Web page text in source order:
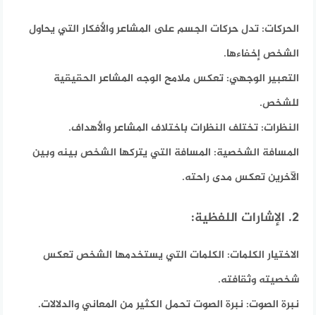
الحركات: تدل حركات الجسم على المشاعر والأفكار التي يحاول
الشخص إخفاءها.
التعبير الوجهي: تعكس ملامح الوجه المشاعر الحقيقية
للشخص.
النظرات: تختلف النظرات باختلاف المشاعر والأهداف.
المسافة الشخصية: المسافة التي يتركها الشخص بينه وبين
الآخرين تعكس مدى راحته.
2. الإشارات اللفظية:
الاختيار الكلمات: الكلمات التي يستخدمها الشخص تعكس
شخصيته وثقافته.
نبرة الصوت: نبرة الصوت تحمل الكثير من المعاني والدلالات.